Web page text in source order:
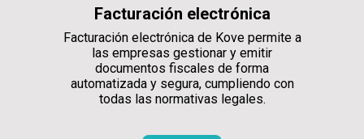
Facturación electrónica
Facturación electrónica de Kove permite a
las empresas gestionar y emitir
documentos fiscales de forma
automatizada y segura, cumpliendo con
todas las normativas legales.